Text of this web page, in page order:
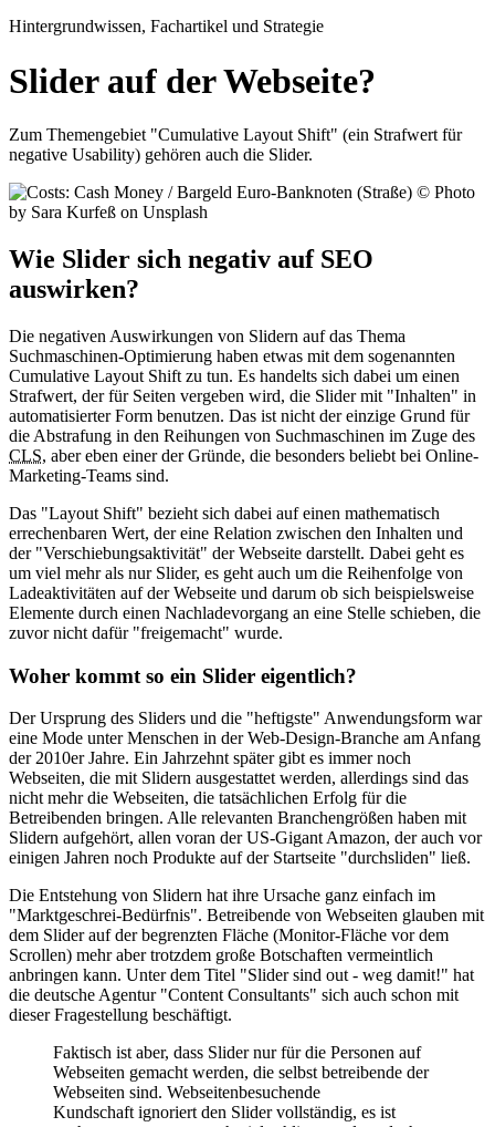
Hintergrundwissen, Fachartikel und Strategie
Slider auf der Webseite?
Zum Themengebiet "Cumulative Layout Shift" (ein Strafwert für
negative Usability) gehören auch die Slider.
Wie Slider sich negativ auf SEO
auswirken?
Die negativen Auswirkungen von Slidern auf das Thema
Suchmaschinen-Optimierung haben etwas mit dem sogenannten
Cumulative Layout Shift zu tun. Es handelts sich dabei um einen
Strafwert, der für Seiten vergeben wird, die Slider mit "Inhalten" in
automatisierter Form benutzen. Das ist nicht der einzige Grund für
die Abstrafung in den Reihungen von Suchmaschinen im Zuge des
CLS, aber eben einer der Gründe, die besonders beliebt bei Online-
Marketing-Teams sind.
Das "Layout Shift" bezieht sich dabei auf einen mathematisch
errechenbaren Wert, der eine Relation zwischen den Inhalten und
der "Verschiebungsaktivität" der Webseite darstellt. Dabei geht es
um viel mehr als nur Slider, es geht auch um die Reihenfolge von
Ladeaktivitäten auf der Webseite und darum ob sich beispielsweise
Elemente durch einen Nachladevorgang an eine Stelle schieben, die
zuvor nicht dafür "freigemacht" wurde.
Woher kommt so ein Slider eigentlich?
Der Ursprung des Sliders und die "heftigste" Anwendungsform war
eine Mode unter Menschen in der Web-Design-Branche am Anfang
der 2010er Jahre. Ein Jahrzehnt später gibt es immer noch
Webseiten, die mit Slidern ausgestattet werden, allerdings sind das
nicht mehr die Webseiten, die tatsächlichen Erfolg für die
Betreibenden bringen. Alle relevanten Branchengrößen haben mit
Slidern aufgehört, allen voran der US-Gigant Amazon, der auch vor
einigen Jahren noch Produkte auf der Startseite "durchsliden" ließ.
Die Entstehung von Slidern hat ihre Ursache ganz einfach im
"Marktgeschrei-Bedürfnis". Betreibende von Webseiten glauben mit
dem Slider auf der begrenzten Fläche (Monitor-Fläche vor dem
Scrollen) mehr aber trotzdem große Botschaften vermeintlich
anbringen kann. Unter dem Titel "Slider sind out - weg damit!" hat
die deutsche Agentur "Content Consultants" sich auch schon mit
dieser Fragestellung beschäftigt.
Faktisch ist aber, dass Slider nur für die Personen auf
Webseiten gemacht werden, die selbst betreibende der
Webseiten sind. Webseitenbesuchende
Kundschaft ignoriert den Slider vollständig, es ist